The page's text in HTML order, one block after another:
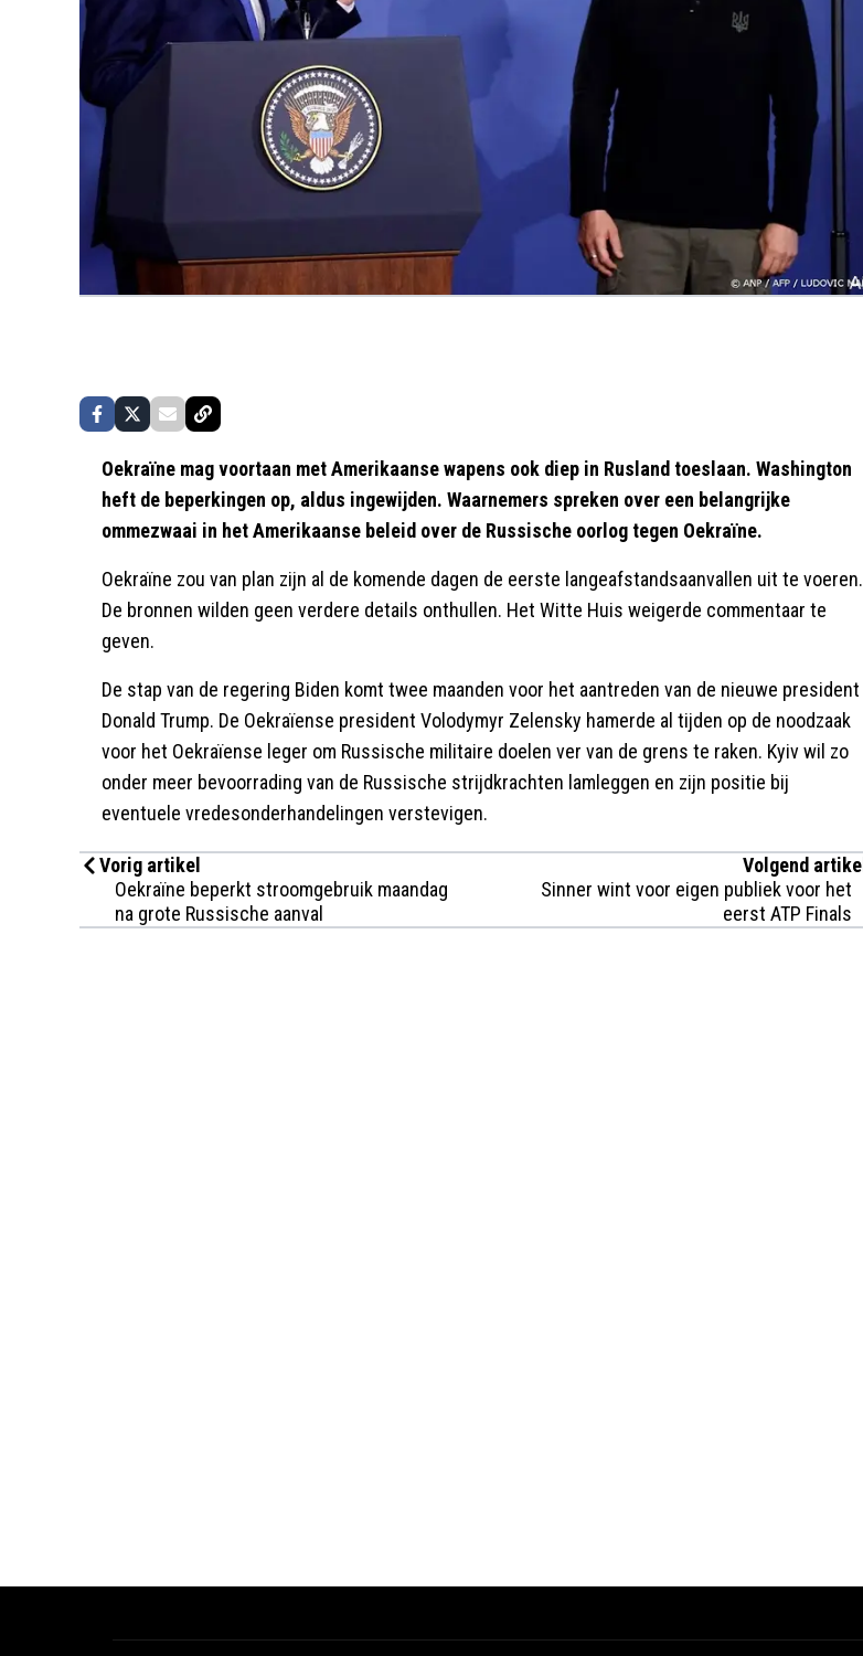
Oekraïne mag voortaan met Amerikaanse wapens ook diep in Rusland toeslaan. Washington
heft de beperkingen op, aldus ingewijden. Waarnemers spreken over een belangrijke
ommezwaai in het Amerikaanse beleid over de Russische oorlog tegen Oekraïne.
Oekraïne zou van plan zijn al de komende dagen de eerste langeafstandsaanvallen uit te voeren.
De bronnen wilden geen verdere details onthullen. Het Witte Huis weigerde commentaar te
geven.
De stap van de regering Biden komt twee maanden voor het aantreden van de nieuwe president
Donald Trump. De Oekraïense president Volodymyr Zelensky hamerde al tijden op de noodzaak
voor het Oekraïense leger om Russische militaire doelen ver van de grens te raken. Kyiv wil zo
onder meer bevoorrading van de Russische strijdkrachten lamleggen en zijn positie bij
eventuele vredesonderhandelingen verstevigen.
Vorig artikel
Oekraïne beperkt stroomgebruik maandag
na grote Russische aanval
Volgend artikel
Sinner wint voor eigen publiek voor het
eerst ATP Finals